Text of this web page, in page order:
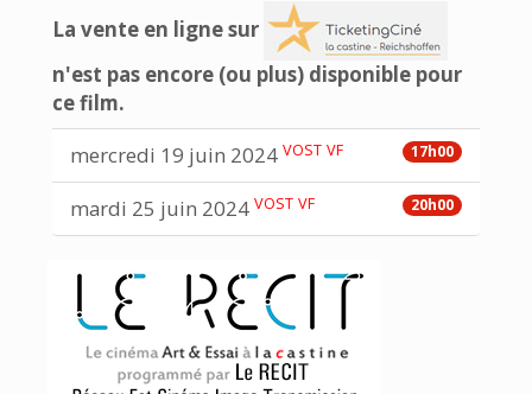
La vente en ligne sur
n'est pas encore (ou plus) disponible pour
ce film.
17h00
mercredi 19 juin 2024 VOST VF
20h00
mardi 25 juin 2024 VOST VF